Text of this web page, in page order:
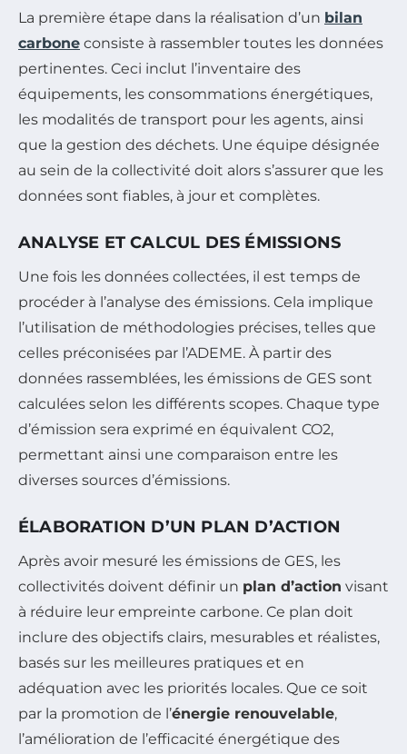
La première étape dans la réalisation d’un bilan
carbone consiste à rassembler toutes les données
pertinentes. Ceci inclut l’inventaire des
équipements, les consommations énergétiques,
les modalités de transport pour les agents, ainsi
que la gestion des déchets. Une équipe désignée
au sein de la collectivité doit alors s’assurer que les
données sont fiables, à jour et complètes.
ANALYSE ET CALCUL DES ÉMISSIONS
Une fois les données collectées, il est temps de
procéder à l’analyse des émissions. Cela implique
l’utilisation de méthodologies précises, telles que
celles préconisées par l’ADEME. À partir des
données rassemblées, les émissions de GES sont
calculées selon les différents scopes. Chaque type
d’émission sera exprimé en équivalent CO2,
permettant ainsi une comparaison entre les
diverses sources d’émissions.
ÉLABORATION D’UN PLAN D’ACTION
Après avoir mesuré les émissions de GES, les
collectivités doivent définir un plan d’action visant
à réduire leur empreinte carbone. Ce plan doit
inclure des objectifs clairs, mesurables et réalistes,
basés sur les meilleures pratiques et en
adéquation avec les priorités locales. Que ce soit
par la promotion de l’énergie renouvelable,
l’amélioration de l’efficacité énergétique des